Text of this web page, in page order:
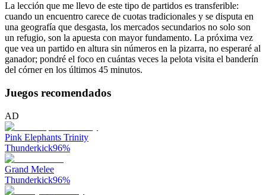
La lección que me llevo de este tipo de partidos es transferible:
cuando un encuentro carece de cuotas tradicionales y se disputa en
una geografía que desgasta, los mercados secundarios no solo son
un refugio, son la apuesta con mayor fundamento. La próxima vez
que vea un partido en altura sin números en la pizarra, no esperaré al
ganador; pondré el foco en cuántas veces la pelota visita el banderín
del córner en los últimos 45 minutos.
Juegos recomendados
AD
Pink Elephants Trinity
Thunderkick96%
Grand Melee
Thunderkick96%